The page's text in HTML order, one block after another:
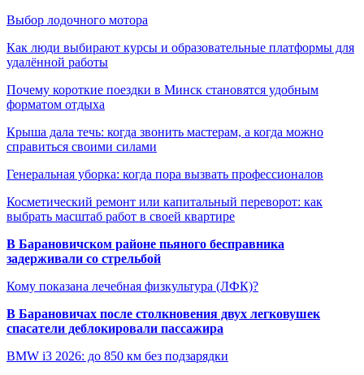
Выбор лодочного мотора
Как люди выбирают курсы и образовательные платформы для
удалённой работы
Почему короткие поездки в Минск становятся удобным
форматом отдыха
Крыша дала течь: когда звонить мастерам, а когда можно
справиться своими силами
Генеральная уборка: когда пора вызвать профессионалов
Косметический ремонт или капитальный переворот: как
выбрать масштаб работ в своей квартире
В Барановичском районе пьяного бесправника
задерживали со стрельбой
Кому показана лечебная физкультура (ЛФК)?
В Барановичах после столкновения двух легковушек
спасатели деблокировали пассажира
BMW i3 2026: до 850 км без подзарядки